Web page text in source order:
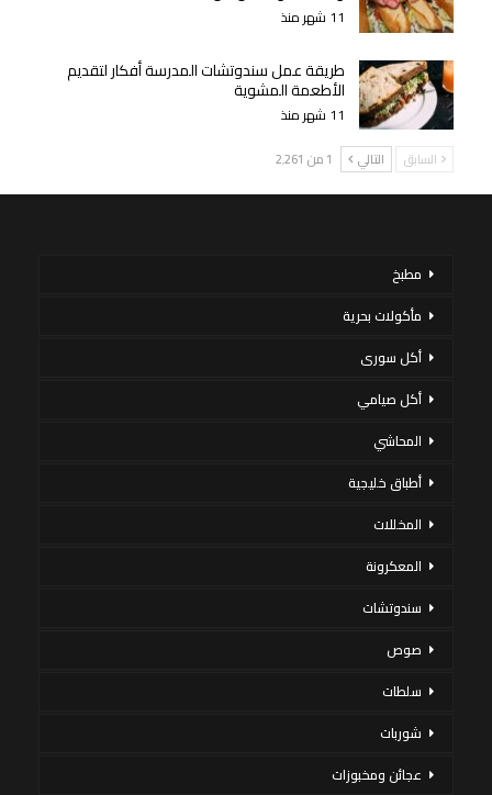
11 شهر منذ
طريقة عمل سندوتشات المدرسة أفكار لتقديم
الأطعمة المشوية
11 شهر منذ
السابق التالي 1 من 2٬261
مطبخ
مأكولات بحرية
أكل سورى
أكل صيامي
المحاشي
أطباق خليجية
المخللات
المعكرونة
سندوتشات
صوص
سلطات
شوربات
عجائن ومخبوزات